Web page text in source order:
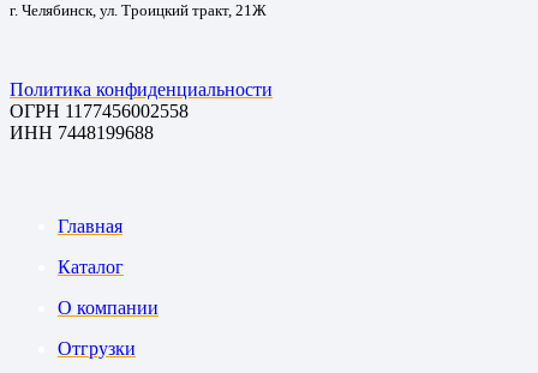
г. Челябинск, ул. Троицкий тракт, 21Ж
Политика конфиденциальности
ОГРН 1177456002558
ИНН 7448199688
Главная
Каталог
О компании
Отгрузки